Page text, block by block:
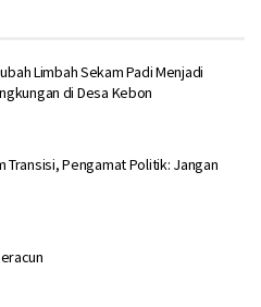
Limbah Sekam Padi Menjadi
di Desa Kebon
Transisi, Pengamat Politik: Jangan